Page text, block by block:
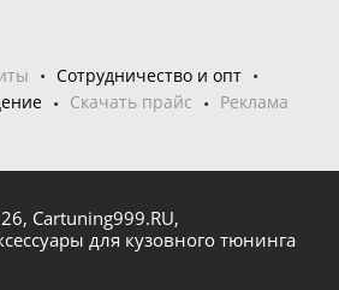
Сотрудничество и опт
Скачать прайс Реклама
Cartuning999.RU,
для кузовного тюнинга